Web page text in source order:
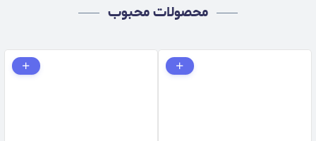
محصولات محبوب